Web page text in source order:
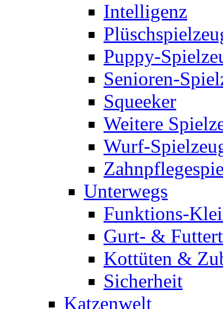
Intelligenz
Puppy-
Senioren-
Squeeker
Weitere
Wurf-
Unterwegs
Funktions-
Gurt- &
Kottüten &
Sicherheit
Katzenwelt